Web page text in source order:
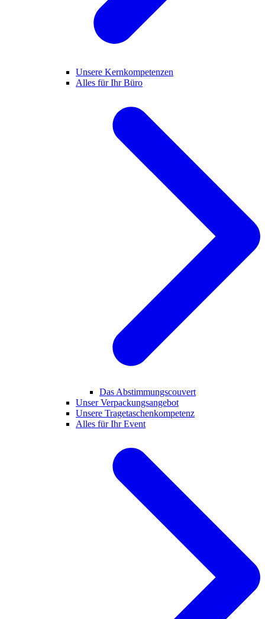
Unsere Kernkompetenzen
Alles für Ihr Büro
Das Abstimmungscouvert
Unser Verpackungsangebot
Unsere Tragetaschenkompetenz
Alles für Ihr Event